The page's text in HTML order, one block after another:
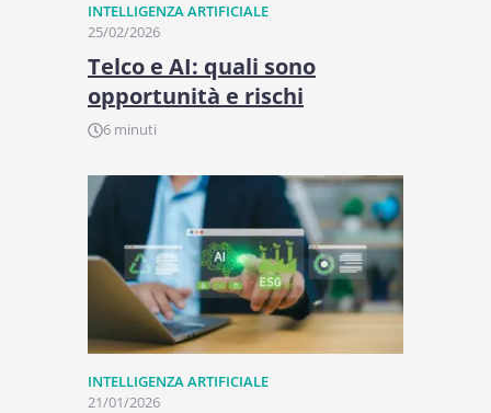
INTELLIGENZA ARTIFICIALE
25/02/2026
Telco e AI: quali sono
opportunità e rischi
6 minuti
INTELLIGENZA ARTIFICIALE
21/01/2026